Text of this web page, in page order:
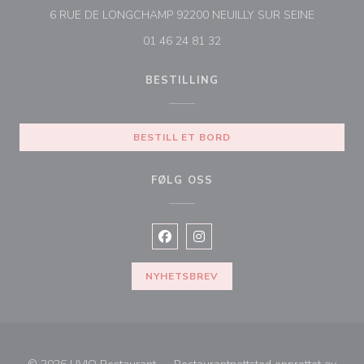
6 RUE DE LONGCHAMP 92200 NEUILLY SUR SEINE
01 46 24 81 32
BESTILLING
BESTILL ET BORD
FØLG OSS
Facebook ((åpner i et nytt vindu))
Instagram ((åpner i et nytt
NYHETSBREV